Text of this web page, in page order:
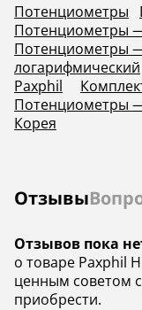
Потенциометры
Потенциометры
Потенциометры
логарифмический
Paxphil
Потенциометры
Корея
Отзывы
Отзывов пока
о товаре Paxphil
ценным советом
приобрести.